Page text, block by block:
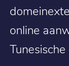
online